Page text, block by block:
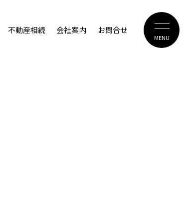
不動産相続 会社案内 お問合せ
MENU